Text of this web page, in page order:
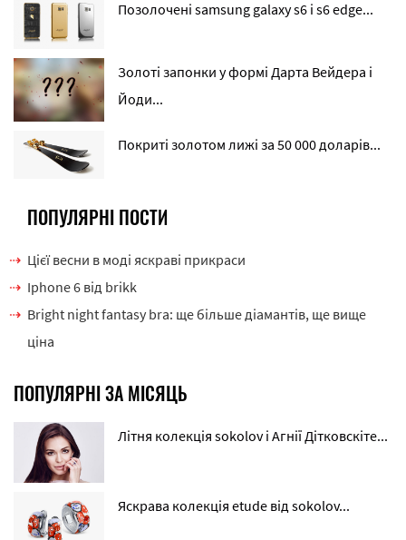
Позолочені samsung galaxy s6 і s6 edge...
Золоті запонки у формі Дарта Вейдера і
Йоди...
Покриті золотом лижі за 50 000 доларів...
ПОПУЛЯРНІ ПОСТИ
Цієї весни в моді яскраві прикраси
Iphone 6 від brikk
Bright night fantasy bra: ще більше діамантів, ще вище
ціна
ПОПУЛЯРНІ ЗА МІСЯЦЬ
Літня колекція sokolov і Агнії Дітковскіте...
Яскрава колекція etude від sokolov...